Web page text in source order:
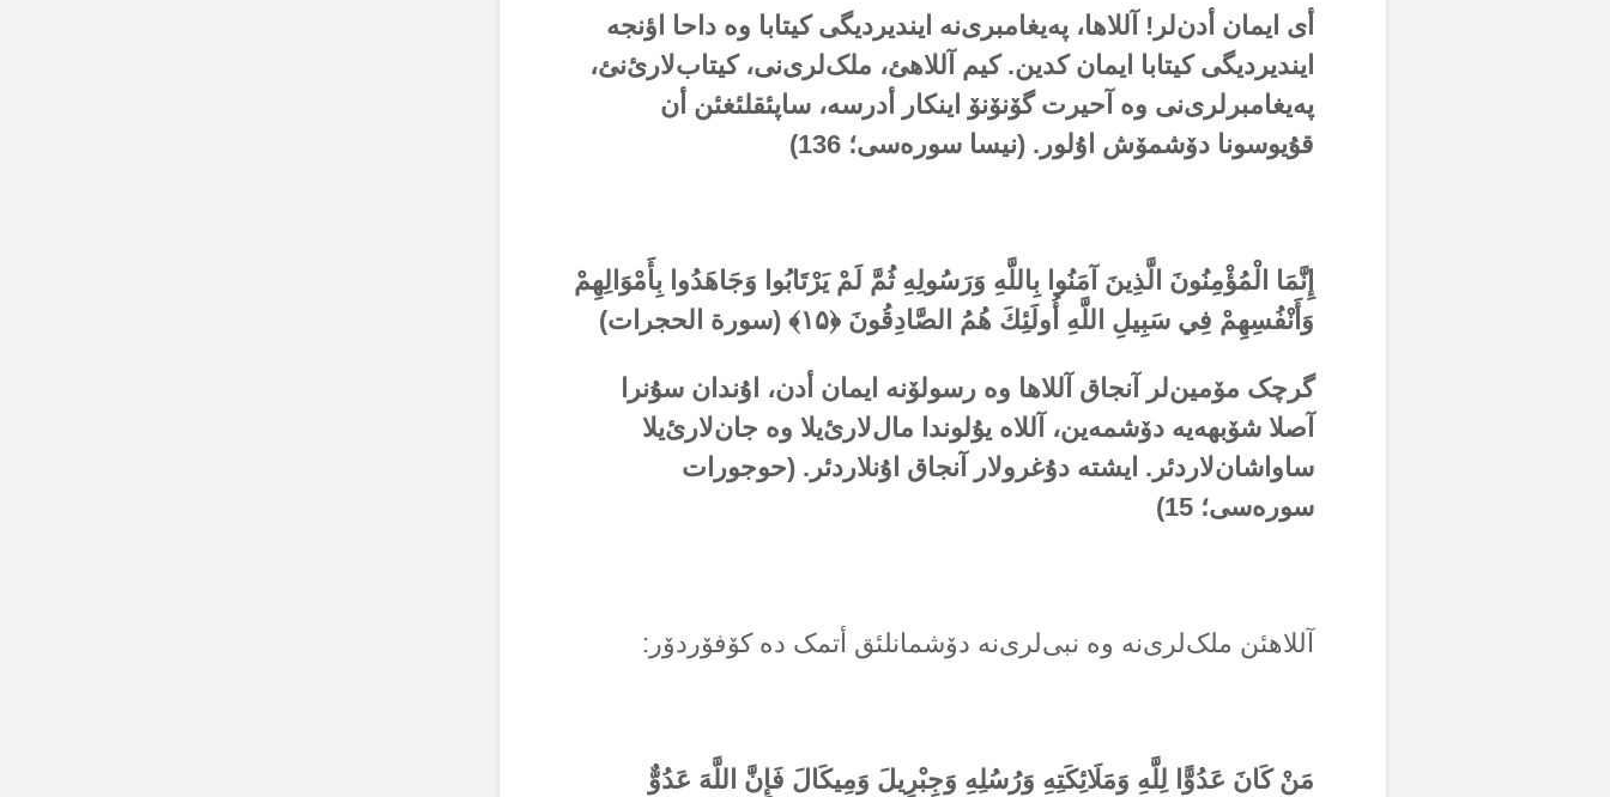
أی ایمان أدن‌لر! آللاها، پەیغامبری‌نە ایندیردیگی کیتابا وە داحا اؤنجە
ایندیردیگی کیتابا ایمان كدین. کیم آللاهئ، ملک‌لری‌نی، کیتاب‌لارئ‌نئ،
پەیغامبرلری‌نی وە آحیرت گۆنۆنۆ اینکار أدرسە، ساپئقلئغئن أن
قۇیوسونا دۆشمۆش اۇلور. (نیسا سورەسی؛ 136
)
إِنَّمَا الْمُؤْمِنُونَ الَّذِينَ آمَنُوا بِاللَّهِ وَرَسُولِهِ ثُمَّ لَمْ يَرْتَابُوا وَجَاهَدُوا بِأَمْوَالِهِمْ
وَأَنْفُسِهِمْ فِي سَبِيلِ اللَّهِ أُولَئِكَ هُمُ الصَّادِقُونَ ﴿۱۵﴾ (سورة الحجرات)
گرچک مۆمین‌لر آنجاق آللاها وە رسولۆنە ایمان أدن، اۇندان سۇنرا
آصلا شۆبهەیە دۆشمەین، آللاە یۇلوندا مال‌لارئ‌یلا وە جان‌لارئ‌یلا
ساواشان‌لاردئر. ایشتە دۇغرولار آنجاق اۇنلاردئر. (حوجورات
سورەسی؛ 15
)
آللاهئن ملک‌لری‌نە وە نبی‌لری‌نە دۆشمانلئق أتمک دە کۆفۆردۆر:
مَنْ كَانَ عَدُوًّا لِلَّهِ وَمَلَائِكَتِهِ وَرُسُلِهِ وَجِبْرِيلَ وَمِيكَالَ فَإِنَّ اللَّهَ عَدُوٌّ